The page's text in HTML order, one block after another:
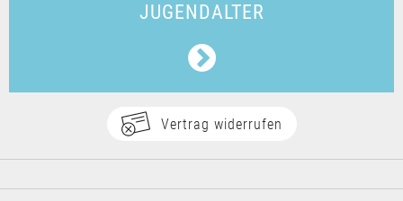
JUGENDALTER
Vertrag widerrufen